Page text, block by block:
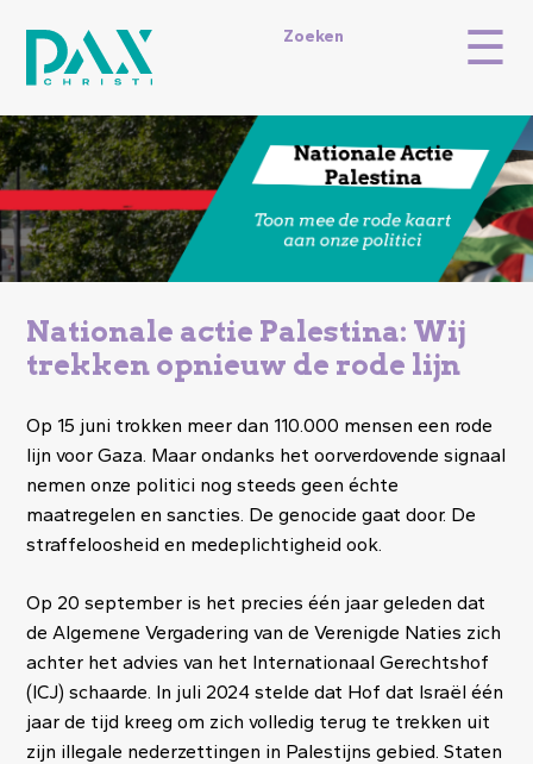
gaan
Topmenu
Zoeken ☰
Nationale actie Palestina: Wij
trekken opnieuw de rode lijn
Op 15 juni trokken meer dan 110.000 mensen een rode
lijn voor Gaza. Maar ondanks het oorverdovende signaal
nemen onze politici nog steeds geen échte
maatregelen en sancties. De genocide gaat door. De
straffeloosheid en medeplichtigheid ook.
Op 20 september is het precies één jaar geleden dat
de Algemene Vergadering van de Verenigde Naties zich
achter het advies van het Internationaal Gerechtshof
(ICJ) schaarde. In juli 2024 stelde dat Hof dat Israël één
jaar de tijd kreeg om zich volledig terug te trekken uit
zijn illegale nederzettingen in Palestijns gebied. Staten